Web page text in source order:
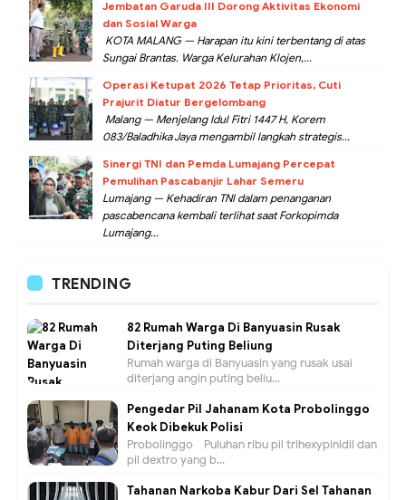
Jembatan Garuda III Dorong Aktivitas Ekonomi
dan Sosial Warga
KOTA MALANG — Harapan itu kini terbentang di atas
Sungai Brantas. Warga Kelurahan Klojen,...
Operasi Ketupat 2026 Tetap Prioritas, Cuti
Prajurit Diatur Bergelombang
Malang — Menjelang Idul Fitri 1447 H, Korem
083/Baladhika Jaya mengambil langkah strategis...
Sinergi TNI dan Pemda Lumajang Percepat
Pemulihan Pascabanjir Lahar Semeru
Lumajang — Kehadiran TNI dalam penanganan
pascabencana kembali terlihat saat Forkopimda
Lumajang...
TRENDING
82 Rumah Warga Di Banyuasin Rusak
Diterjang Puting Beliung
Rumah warga di Banyuasin yang rusak usai
diterjang angin puting beliu...
Pengedar Pil Jahanam Kota Probolinggo
Keok Dibekuk Polisi
Probolinggo - Puluhan ribu pil trihexypinidil dan
pil dextro yang b...
Tahanan Narkoba Kabur Dari Sel Tahanan